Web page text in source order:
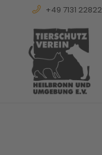
+49 7131 22822